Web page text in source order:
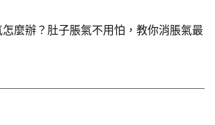
麼辦？肚子脹氣不用怕，教你消脹氣最